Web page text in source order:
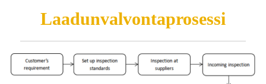
Laadunvalvontaprosessi